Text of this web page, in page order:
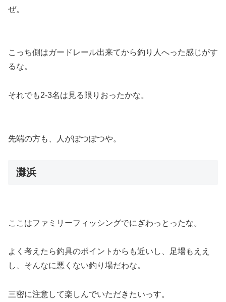
ぜ。
こっち側はガードレール出来てから釣り人へった感じがす
るな。
それでも2-3名は見る限りおったかな。
先端の方も、人がぽつぽつや。
灘浜
ここはファミリーフィッシングでにぎわっとったな。
よく考えたら釣具のポイントからも近いし、足場もええ
し、そんなに悪くない釣り場だわな。
三密に注意して楽しんでいただきたいっす。